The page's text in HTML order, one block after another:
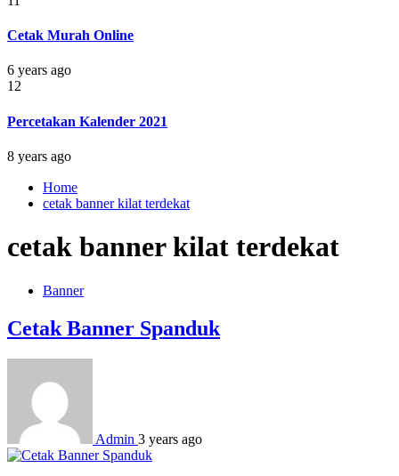
Cetak Murah Online
6 years ago
12
Percetakan Kalender 2021
8 years ago
Home
cetak banner kilat terdekat
cetak banner kilat terdekat
Banner
Cetak Banner Spanduk
Admin 3 years ago